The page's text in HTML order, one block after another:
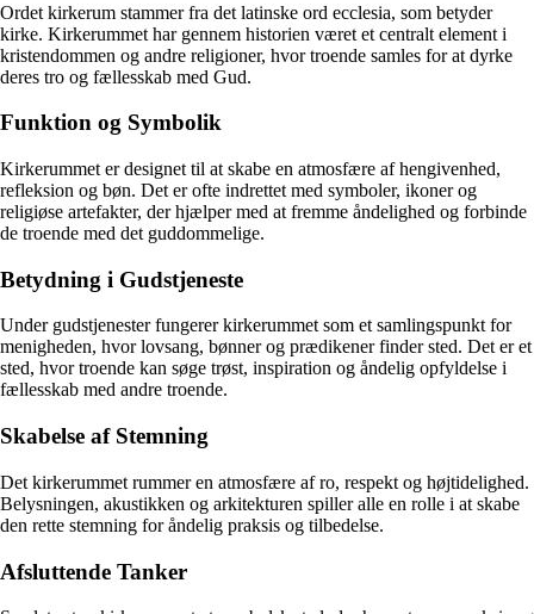
Ordet kirkerum stammer fra det latinske ord ecclesia, som betyder
kirke. Kirkerummet har gennem historien været et centralt element i
kristendommen og andre religioner, hvor troende samles for at dyrke
deres tro og fællesskab med Gud.
Funktion og Symbolik
Kirkerummet er designet til at skabe en atmosfære af hengivenhed,
refleksion og bøn. Det er ofte indrettet med symboler, ikoner og
religiøse artefakter, der hjælper med at fremme åndelighed og forbinde
de troende med det guddommelige.
Betydning i Gudstjeneste
Under gudstjenester fungerer kirkerummet som et samlingspunkt for
menigheden, hvor lovsang, bønner og prædikener finder sted. Det er et
sted, hvor troende kan søge trøst, inspiration og åndelig opfyldelse i
fællesskab med andre troende.
Skabelse af Stemning
Det kirkerummet rummer en atmosfære af ro, respekt og højtidelighed.
Belysningen, akustikken og arkitekturen spiller alle en rolle i at skabe
den rette stemning for åndelig praksis og tilbedelse.
Afsluttende Tanker